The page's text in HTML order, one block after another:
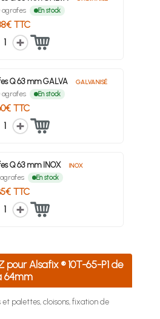
agrafes En stock
TTC
1
Q 63 mm GALVA GALVANISÉ
agrafes En stock
TTC
1
Q 63 mm INOX INOX
En stock
TTC
1
Alsafix ® 10T-65-P1 de
64mm
et palettes, cloisons, fixation de